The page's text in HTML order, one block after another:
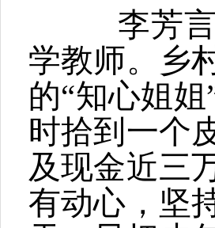
李芳言
学教师。乡
的“知心姐
时拾到一个
及现金近三
有动心，坚